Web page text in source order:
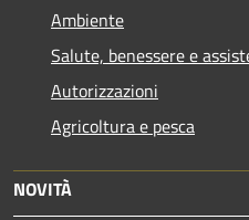
Ambiente
Salute, benessere e
Autorizzazioni
Agricoltura e pesca
NOVITÀ